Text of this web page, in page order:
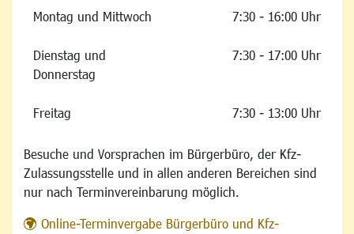
Montag und Mittwoch 7:30 - 16:00 Uhr
Dienstag und
Donnerstag
7:30 - 17:00 Uhr
Freitag 7:30 - 13:00 Uhr
Besuche und Vorsprachen im Bürgerbüro, der Kfz-
Zulassungsstelle und in allen anderen Bereichen sind
nur nach Terminvereinbarung möglich.
Online-Terminvergabe Bürgerbüro und Kfz-